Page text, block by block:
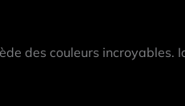
des couleurs incroyables.